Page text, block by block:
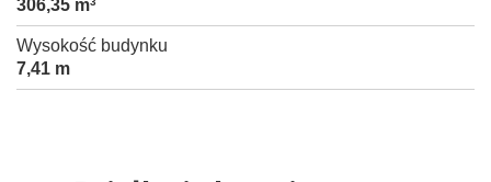
306,35 m
Wysokość budynku
7,41 m